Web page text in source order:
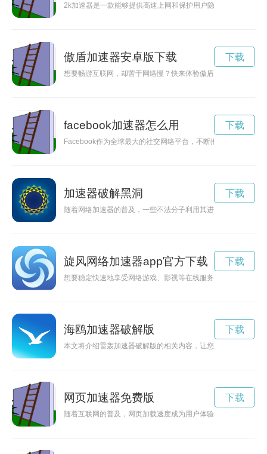
2k加速器是一款能够提供高速上网和保护用户隐私信息的网络
傲盾加速器安卓版下载
想要畅游互联网，却苦于网络慢？快来体验傲盾加速器app，
下载
facebook加速器怎么用
Facebook作为全球最大的社交网络平台，不断推出新的技术和
下载
加速器破解黑洞
随着网络加速器的普及，一些不法分子利用其进行网络攻击，
下载
旋风网络加速器app官方下载
想要稳定快速地享受网络游戏、影视等在线服务？那就来下载
下载
海鸥加速器破解版
本文将介绍雷轰加速器破解版的相关内容，让您了解如何通过
下载
网页加速器免费版
随着互联网的普及，网页加载速度成为用户体验的重要指标。
下载